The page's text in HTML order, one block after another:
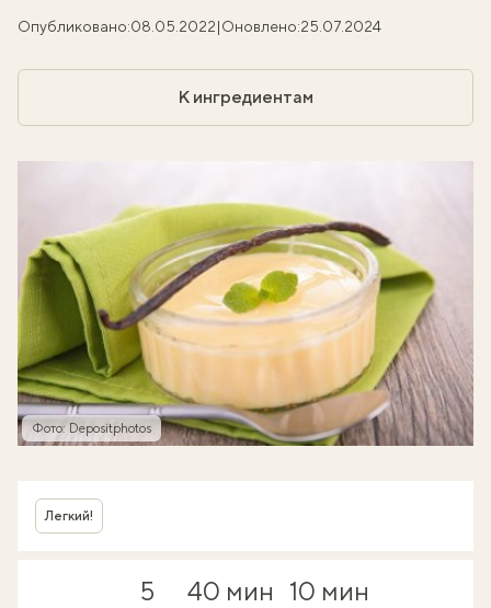
Опубликовано:08.05.2022|Оновлено:25.07.2024
К ингредиентам
Фото: Depositphotos
Легкий!
5 40 мин 10 мин